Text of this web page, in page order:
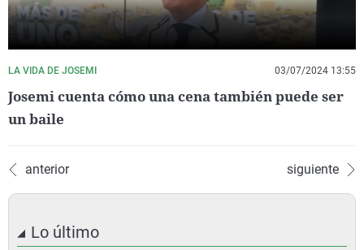
LA VIDA DE JOSEMI 03/07/2024 13:55
Josemi cuenta cómo una cena también puede ser
un baile
anterior siguiente
Lo último